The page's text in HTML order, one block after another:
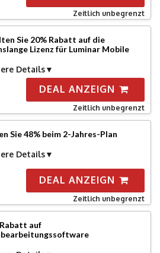
Zeitlich unbegrenzt
Sie 20% Rabatt auf die
Lizenz für Luminar Mobile
Details
DEAL ANZEIGN
Zeitlich unbegrenzt
Sie 48% beim 2-Jahres-Plan
Details
DEAL ANZEIGN
Zeitlich unbegrenzt
auf